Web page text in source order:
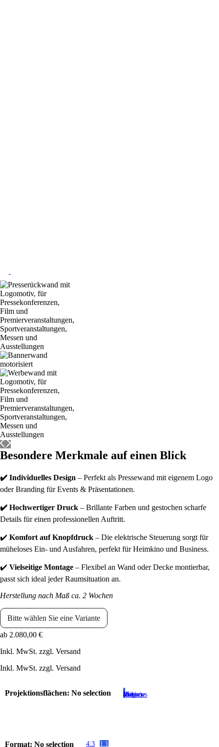
Besondere Merkmale auf einen Blick
✔️ Individuelles Design – Perfekt als Pressewand mit eigenem Logo
oder Branding für Events & Präsentationen.
✔️ Hochwertiger Druck – Brillante Farben und gestochen scharfe
Details für einen professionellen Auftritt.
✔️ Komfort auf Knopfdruck – Die elektrische Steuerung sorgt für
müheloses Ein- und Ausfahren, perfekt für Heimkino und Business.
✔️ Vielseitige Montage – Flexibel an Wand oder Decke montierbar,
passt sich ideal jeder Raumsituation an.
Herstellung nach Maß ca. 2 Wochen
Bitte wählen Sie eine Variante
ab 2.080,00 €
Inkl. MwSt. zzgl. Versand
Inkl. MwSt. zzgl. Versand
Projektionsflächen: No selection Pressewand (Eigenes Motiv)
Format: No selection 4:3 1:1